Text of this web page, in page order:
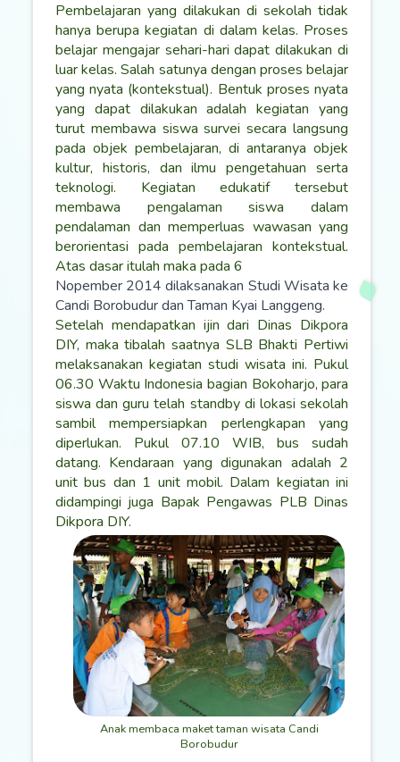
Pembelajaran yang dilakukan di sekolah tidak
hanya berupa kegiatan di dalam kelas. Proses
belajar mengajar sehari-hari dapat dilakukan di
luar kelas. Salah satunya dengan proses belajar
yang nyata (kontekstual). Bentuk proses nyata
yang dapat dilakukan adalah kegiatan yang
turut membawa siswa survei secara langsung
pada objek pembelajaran, di antaranya objek
kultur, historis, dan ilmu pengetahuan serta
teknologi. Kegiatan edukatif tersebut
membawa pengalaman siswa dalam
pendalaman dan memperluas wawasan yang
berorientasi pada pembelajaran kontekstual.
Atas dasar itulah maka pada 6
Nopember 2014 dilaksanakan Studi Wisata ke
Candi Borobudur dan Taman Kyai Langgeng.
Setelah mendapatkan ijin dari Dinas Dikpora
DIY, maka tibalah saatnya SLB Bhakti Pertiwi
melaksanakan kegiatan studi wisata ini. Pukul
06.30 Waktu Indonesia bagian Bokoharjo, para
siswa dan guru telah standby di lokasi sekolah
sambil mempersiapkan perlengkapan yang
diperlukan. Pukul 07.10 WIB, bus sudah
datang. Kendaraan yang digunakan adalah 2
unit bus dan 1 unit mobil. Dalam kegiatan ini
didampingi juga Bapak Pengawas PLB Dinas
Dikpora DIY.
Anak membaca maket taman wisata Candi
Borobudur